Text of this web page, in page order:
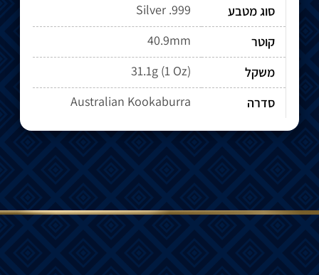
סוג מטבע
Silver .999
קוטר
40.9mm
משקל
31.1g (1 Oz)
סדרה
Australian Kookaburra